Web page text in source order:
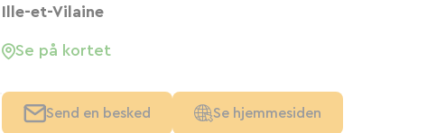
Ille-et-Vilaine
Se på kortet
Send en besked Se hjemmesiden